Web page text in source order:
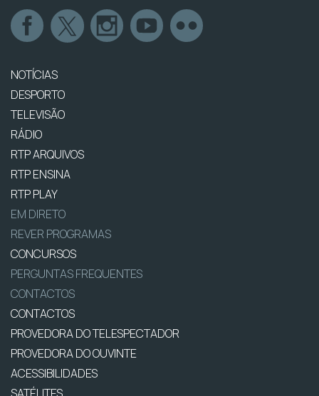
NOTÍCIAS
DESPORTO
TELEVISÃO
RÁDIO
RTP ARQUIVOS
RTP ENSINA
RTP PLAY
EM DIRETO
REVER PROGRAMAS
CONCURSOS
PERGUNTAS FREQUENTES
CONTACTOS
CONTACTOS
PROVEDORA DO TELESPECTADOR
PROVEDORA DO OUVINTE
ACESSIBILIDADES